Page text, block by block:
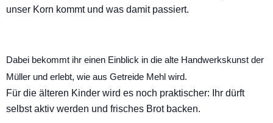
unser Korn kommt und was damit passiert.
Dabei bekommt ihr einen Einblick in die alte Handwerkskunst der
Müller und erlebt, wie aus Getreide Mehl wird.
Für die älteren Kinder wird es noch praktischer: Ihr dürft
selbst aktiv werden und frisches Brot backen.